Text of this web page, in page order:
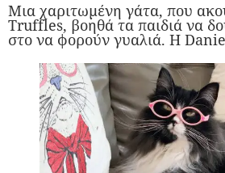
Μια χαριτωμένη γάτα, που
Truffles, βοηθά τα παιδιά να
στο να φορούν γυαλιά. Η